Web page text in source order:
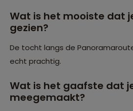
Wat is het mooiste dat
gezien?
De tocht langs de
echt prachtig.
Wat is het gaafste dat
meegemaakt?